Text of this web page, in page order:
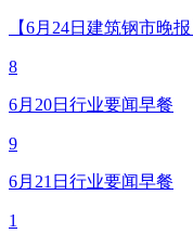
【6月24日建筑钢市晚
8
6月20日行业要闻早餐
9
6月21日行业要闻早餐
1